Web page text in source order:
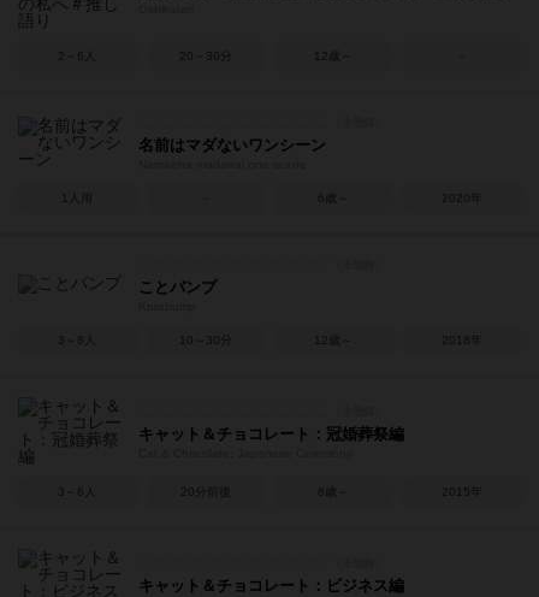
2～6人 20～30分 12歳～
名前はマダないワンシーン
1人用 6歳～ 2020年
ことバンプ
3～8人 10～30分 12歳～ 2018年
キャット＆チョコレート：冠婚葬祭編
3～6人 20分前後 8歳～ 2015年
キャット＆チョコレート：ビジネス編